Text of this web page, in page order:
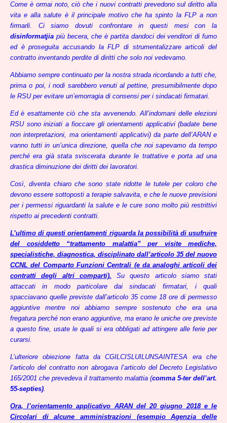
Come è ormai noto, ciò che i nuovi contratti prevedono sul diritto alla
vita e alla salute è il principale motivo che ha spinto la FLP a non
firmarli. Ci siamo dovuti confrontare in questi mesi con la
disinformatjia più becera, che è partita dandoci dei venditori di fumo
ed è proseguita accusando la FLP di strumentalizzare articoli del
contratto inventando perdite di diritti che solo noi vedevamo.
Abbiamo sempre continuato per la nostra strada ricordando a tutti che,
prima o poi, i nodi sarebbero venuti al pettine, presumibilmente dopo
le RSU per evitare un’emorragia di consensi per i sindacati firmatari.
Ed è esattamente ciò che sta avvenendo. All’indomani delle elezioni
RSU sono iniziati a fioccare gli orientamenti applicativi (badate bene
non interpretazioni, ma orientamenti applicativi) da parte dell’ARAN e
vanno tutti in un’unica direzione, quella che noi sapevamo da tempo
perché era già stata sviscerata durante le trattative e porta ad una
drastica diminuzione dei diritti dei lavoratori.
Così, diventa chiaro che sono state ridotte le tutele per coloro che
devono essere sottoposti a terapie salvavita, e che le nuove previsioni
per i permessi riguardanti la salute e le cure sono molto più restrittivi
rispetto ai precedenti contratti.
L’ultimo di questi orientamenti riguarda la possibilità di usufruire
del cosiddetto “trattamento malattia” per visite mediche,
specialistiche, diagnostica, disciplinato dall’articolo 35 del nuovo
CCNL del Comparto Funzioni Centrali (e da analoghi articoli dei
contratti degli altri comparti). Su questo articolo siamo stati
attaccati in modo particolare dai sindacati firmatari, i quali
spacciavano quelle previste dall’articolo 35 come 18 ore di permesso
aggiuntive mentre noi abbiamo sempre sostenuto che era una
fregatura perché non erano aggiuntive, ma erano le uniche ore previste
a questo fine, usate le quali si era obbligati ad attingere alle ferie per
curarsi.
L’ulteriore obiezione fatta da CGILCISLUILUNSAINTESA era che
l’articolo del contratto non abrogava l’articolo del Decreto Legislativo
165/2001 che prevedeva il trattamento malattia (comma 5-ter dell’art.
55-septies).
Ora, l’orientamento applicativo ARAN del 20 giugno 2018 e le
Circolari di alcune amministrazioni (esempio Agenzia delle